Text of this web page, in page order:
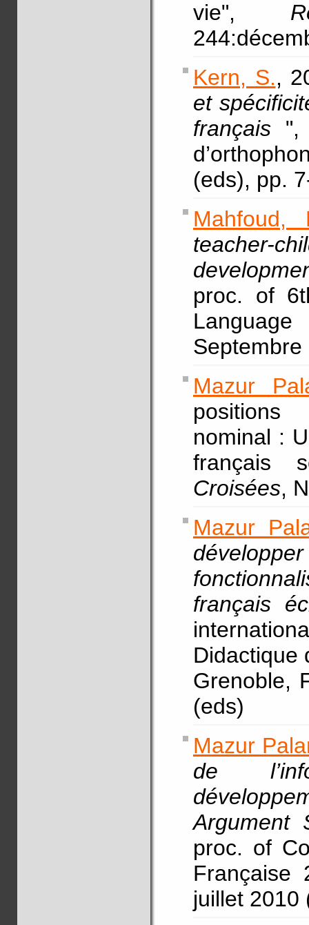
vie",
Kern, S.,
et
français ",
(eds), pp.
Mahfoud,
teacher-
proc. of
Mazur
nominal :
français
Croisées,
Mazur
français
Didactique
Grenoble,
(eds)
Mazur
de
Argument
proc. of
Française
juillet 2010